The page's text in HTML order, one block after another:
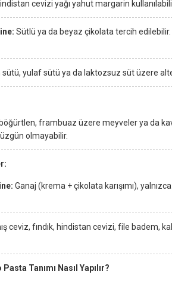
cevizi yağı yahut margarin
Sütlü ya da beyaz çikolata tercih
sütü, yulaf sütü ya da laktozsuz süt üzere
frambuaz üzere meyveler ya da
olmayabilir.
Ganaj (krema + çikolata karışımı),
ceviz, fındık, hindistan cevizi, file badem,
Tanımı Nasıl Yapılır?